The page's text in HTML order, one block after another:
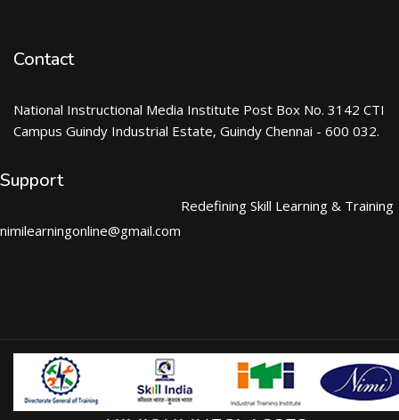
Contact
National Instructional Media Institute Post Box No. 3142 CTI
Campus Guindy Industrial Estate, Guindy Chennai - 600 032.
Support
nimilearningonline@gmail.com
Redefining Skill Learning & Training